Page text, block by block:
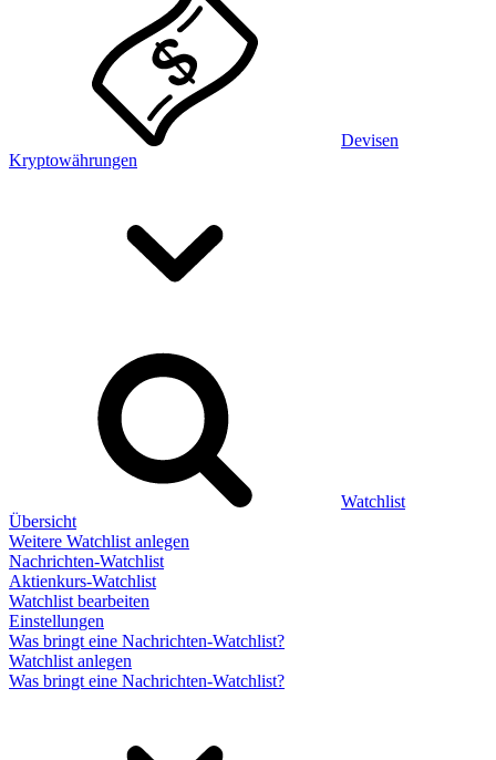
Devisen
Kryptowährungen
Watchlist
Übersicht
Weitere Watchlist anlegen
Nachrichten-Watchlist
Aktienkurs-Watchlist
Watchlist bearbeiten
Einstellungen
Was bringt eine Nachrichten-Watchlist?
Watchlist anlegen
Was bringt eine Nachrichten-Watchlist?